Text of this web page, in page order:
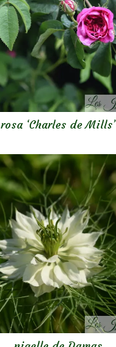
rosa ‘Charles de Mills’